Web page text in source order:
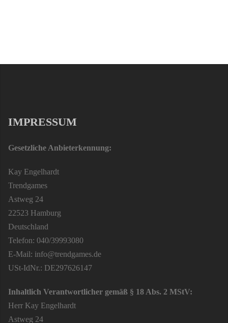
IMPRESSUM
Gesetzliche Anbieterkennung:
Kay Engelhardt
Trendgames
Astweg 24
22523 Hamburg
Deutschland
Telefon: 040/39993080
E-Mail: info@trendgames.de
USt-IdNr.: DE297626147
Inhaltlich Verantwortlicher gemäß § 18 Abs. 2 MStV:
Herr Kay Engelhardt
Astweg 24